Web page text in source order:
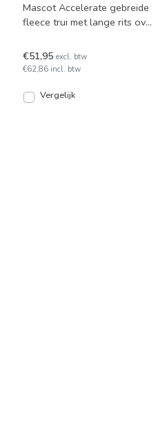
Mascot Accelerate gebreide
fleece trui met lange rits over
maar comfortabe
€51,95 excl. btw
€62,86 incl. btw
Vergelijk